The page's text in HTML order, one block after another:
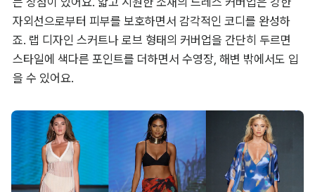
자외선으로부터 피부를 보호하면서 감각적인 코디를 완성하
죠. 랩 디자인 스커트나 로브 형태의 커버업을 간단히 두르면
스타일에 색다른 포인트를 더하면서 수영장, 해변 밖에서도 입
을 수 있어요.